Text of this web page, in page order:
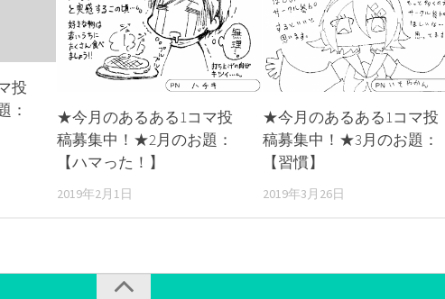
投
：
★今月のあるある1コマ投
稿募集中！★2月のお題：
【ハマった！】
2019年2月1日
★今月のあるある1コマ投
稿募集中！★3月のお題：
【習慣】
2019年3月26日